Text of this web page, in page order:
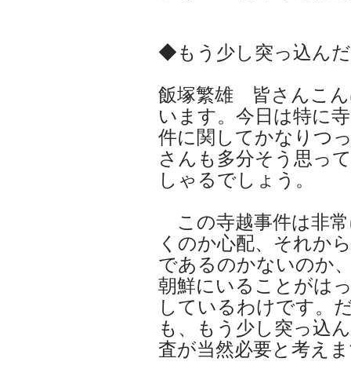
◆もう少し突っ込ん
飯塚繁雄 皆さんこ
います。今日は特に
件に関してかなりつ
さんも多分そう思っ
しゃるでしょう。
この寺越事件は非
くのか心配、それか
であるのかないのか
朝鮮にいることがは
しているわけです。
も、もう少し突っ込
査が当然必要と考え